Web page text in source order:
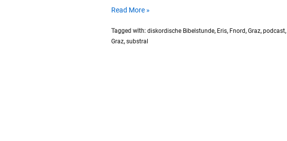
SP028
Chaos
Read More »
Tagged with: diskordische Bibelstunde, Eris, Fnord,Graz,podcast,
Graz,substral